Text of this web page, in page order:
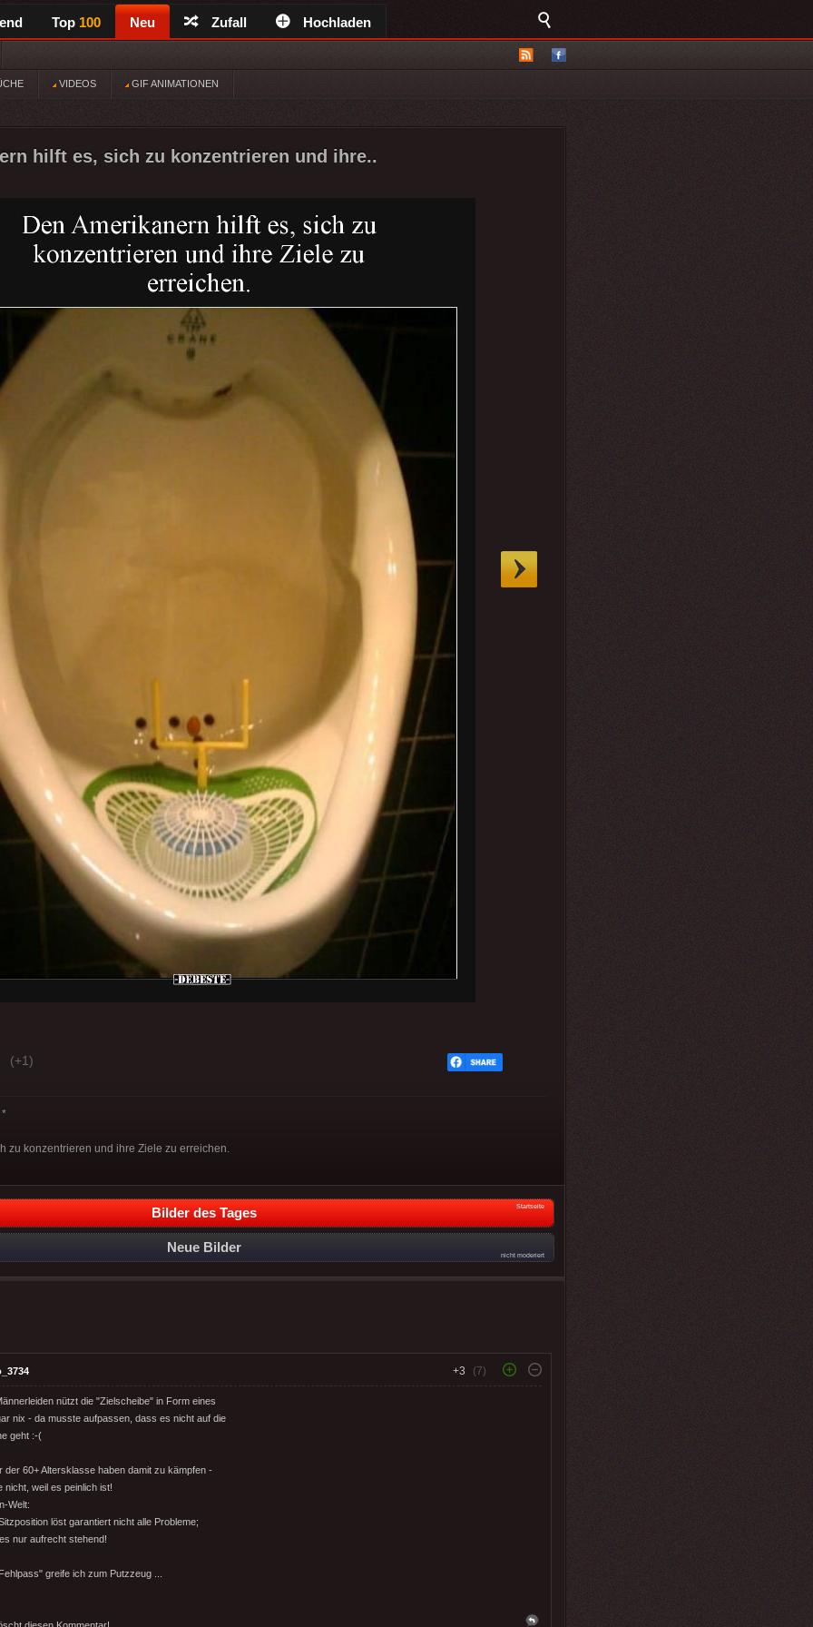
Top 100 Neu Zufall Hochladen
VIDEOS GIF ANIMATIONEN
hilft es, sich zu konzentrieren und ihre..
(+1)
zu konzentrieren und ihre Ziele zu erreichen.
Bilder des Tages Startseite
Neue Bilder
nicht moderiert
+3 (7)
nützt die "Zielscheibe" in Form eines
nix - da musste aufpassen, dass es nicht auf die
geht :-(
der 60+ Altersklasse haben damit zu kämpfen -
nicht, weil es peinlich ist!
Welt:
löst garantiert nicht alle Probleme;
nur aufrecht stehend!
greife ich zum Putzzeug ...